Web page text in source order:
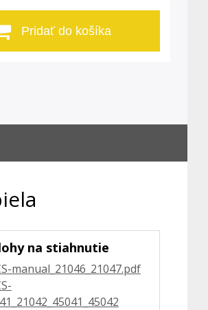
Pridať do košíka
na stiahnutie
manual_21046_21047.pdf